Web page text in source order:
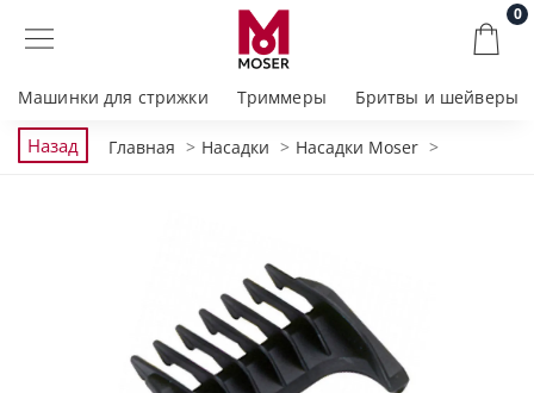
0
Машинки для стрижки Триммеры Бритвы и шейверы
Назад Главная Насадки Насадки Moser